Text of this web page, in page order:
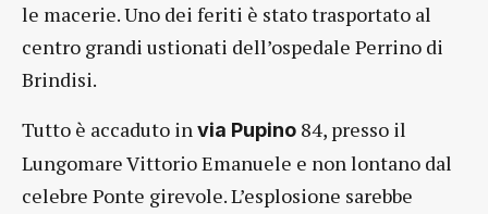
le macerie. Uno dei feriti è stato trasportato al
centro grandi ustionati dell’ospedale Perrino di
Brindisi.
Tutto è accaduto invia Pupino 84, presso il
Lungomare Vittorio Emanuele e non lontano dal
celebre Ponte girevole. L’esplosione sarebbe